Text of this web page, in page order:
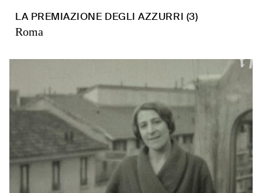
LA PREMIAZIONE DEGLI AZZURRI (3)
Roma